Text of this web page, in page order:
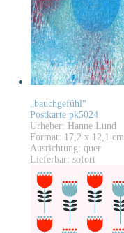
„bauchgefühl“
Postkarte pk5024
Urheber: Hanne Lund
Format: 17,2 x 12,1 cm
Ausrichtung: quer
Lieferbar: sofort